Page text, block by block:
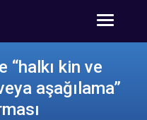
“halkı kin ve
aşağılama”